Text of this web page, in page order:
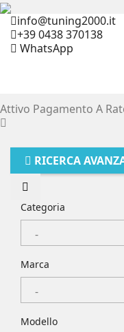
info@tuning2000.it
+39 0438 370138
WhatsApp
Attivo Pagamento A
RICERCA
Categoria
Marca
Modello